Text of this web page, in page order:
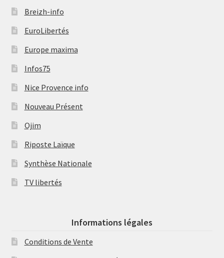
Breizh-info
EuroLibertés
Europe maxima
Infos75
Nice Provence info
Nouveau Présent
Ojim
Riposte Laïque
Synthèse Nationale
TV libertés
Informations légales
Conditions de Vente